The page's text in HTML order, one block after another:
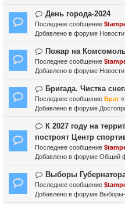
еб
щ
е
и
е
е
с
о
б
щ
е
и
е
Н
о
в
е
с
о
б
щ
е
и
День города-2024
Последнее сообщение
Добавлено в форуме
Н
о
в
е
с
о
б
е
Пожар на
Последнее сообщение
Добавлено в форуме
Н
о
в
е
щ
Бригада. Чистка
Последнее сообщение Брат «
Добавлено в форуме
Н
с
К 2027 году на
построят Центр
Последнее сообщение
Добавлено в форуме Общий
Н
о
в
Выборы
Последнее сообщение
Добавлено в форуме